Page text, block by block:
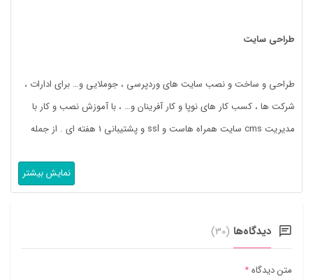
طراحی سایت
طراحی و ساخت و نصب سایت های وردپرسی ، جوملایی و… برای ادارات ،
شرکت ها ، کسب کار های نوپا و کار آفرینان و… ، با آموزش نصب و کار با
مدیریت cms سایت همراه هاست و ssl و پشتیبانی 1 هفته ای . از جمله
نمایش بیشتر
دیدگاه‌ها (30)
متن دیدگاه*